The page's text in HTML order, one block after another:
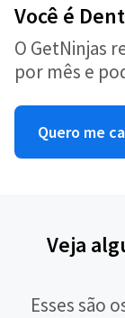
Você é
O GetNinjas
por mês e
Quero me
Veja
Esses são